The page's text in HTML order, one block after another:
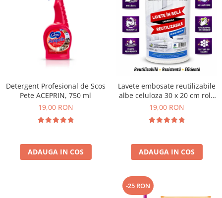
Fond de ten
Sampon
Sare de baie
Servetele Umede
Detergent Profesional de Scos
Pete ACEPRIN, 750 ml
19,00 RON
ADAUGA IN COS
Lavete embosate reutilizabile
albe celuloza 30 x 20 cm rola
50 bucati
19,00 RON
ADAUGA IN COS
-25 RON